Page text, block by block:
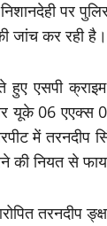
पर
जांच कर रही है।
हुए एसपी
यूके 06
में
की नियत से